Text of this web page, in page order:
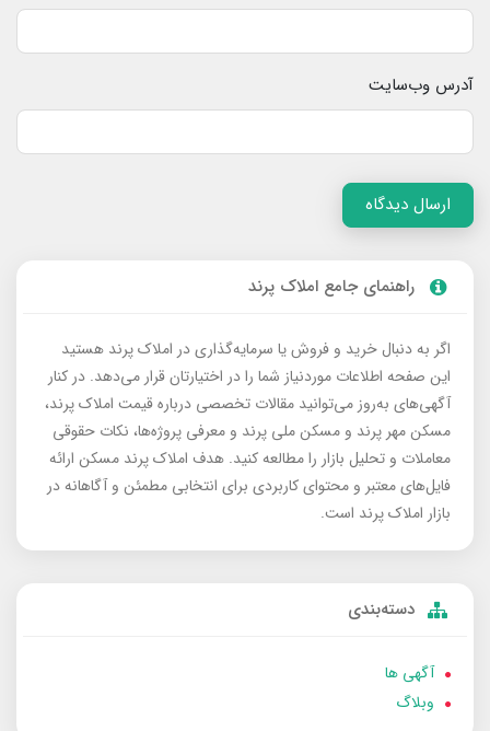
آدرس وب‌سایت
ارسال دیدگاه
راهنمای جامع املاک پرند
اگر به دنبال خرید و فروش یا سرمایه‌گذاری در املاک پرند هستید
این صفحه اطلاعات موردنیاز شما را در اختیارتان قرار می‌دهد. در کنار
آگهی‌های به‌روز می‌توانید مقالات تخصصی درباره قیمت املاک پرند،
مسکن مهر پرند و مسکن ملی پرند و معرفی پروژه‌ها، نکات حقوقی
معاملات و تحلیل بازار را مطالعه کنید. هدف املاک پرند مسکن ارائه
فایل‌های معتبر و محتوای کاربردی برای انتخابی مطمئن و آگاهانه در
بازار املاک پرند است.
دسته‌بندی
آگهی ها
وبلاگ